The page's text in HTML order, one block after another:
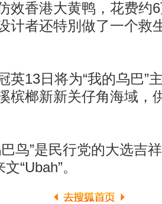
效香港大黄鸭，花费约
计者还特別做了一个救
13日将为“我的乌巴”
槟榔新新关仔角海域，
”是民行党的大选吉
“Ubah”。